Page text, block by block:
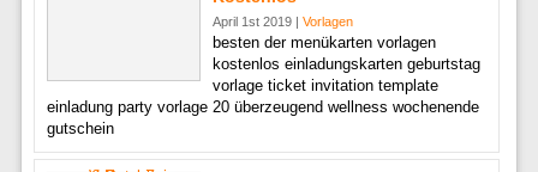
April 1st 2019 | Vorlagen
besten der menükarten vorlagen
kostenlos einladungskarten geburtstag
vorlage ticket invitation template
einladung party vorlage 20 überzeugend wellness wochenende
gutschein